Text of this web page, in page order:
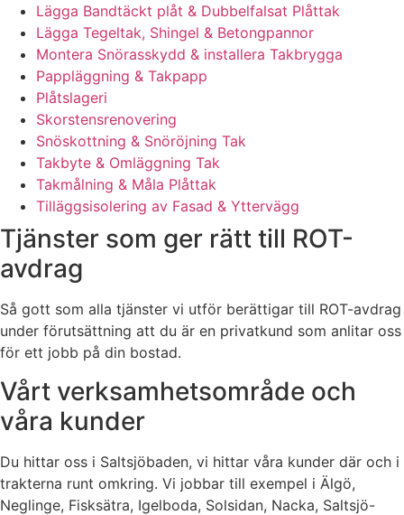
Lägga Bandtäckt plåt & Dubbelfalsat Plåttak
Lägga Tegeltak, Shingel & Betongpannor
Montera Snörasskydd & installera Takbrygga
Pappläggning & Takpapp
Plåtslageri
Skorstensrenovering
Snöskottning & Snöröjning Tak
Takbyte & Omläggning Tak
Takmålning & Måla Plåttak
Tilläggsisolering av Fasad & Yttervägg
Tjänster som ger rätt till ROT-
avdrag
Så gott som alla tjänster vi utför berättigar till ROT-avdrag
under förutsättning att du är en privatkund som anlitar oss
för ett jobb på din bostad.
Vårt verksamhetsområde och
våra kunder
Du hittar oss i Saltsjöbaden, vi hittar våra kunder där och i
trakterna runt omkring. Vi jobbar till exempel i Älgö,
Neglinge, Fisksätra, Igelboda, Solsidan, Nacka, Saltsjö-